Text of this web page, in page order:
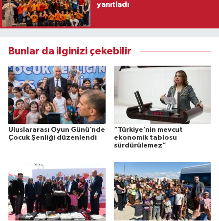
yanıtladı
Bunlar da ilginizi çekebilir
Uluslararası Oyun Günü’nde
Çocuk Şenliği düzenlendi
“Türkiye’nin mevcut
ekonomik tablosu
sürdürülemez”